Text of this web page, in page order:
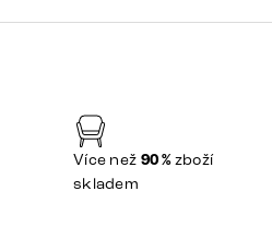
Více než 90 %zboží
skladem